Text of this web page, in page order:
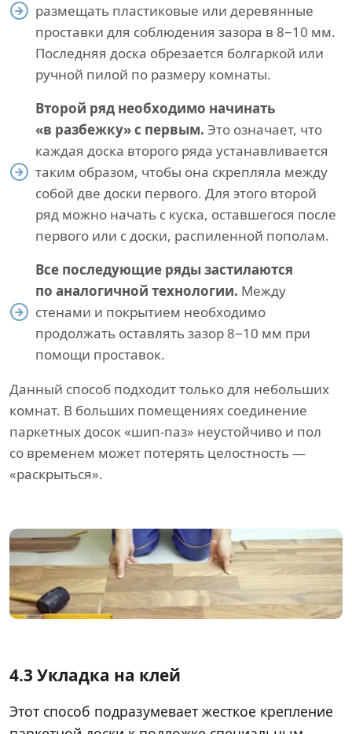
размещать пластиковые или деревянные
проставки для соблюдения зазора в 8−10 мм.
Последняя доска обрезается болгаркой или
ручной пилой по размеру комнаты.
Второй ряд необходимо начинать
«в разбежку» с первым. Это означает, что
каждая доска второго ряда устанавливается
таким образом, чтобы она скрепляла между
собой две доски первого. Для этого второй
ряд можно начать с куска, оставшегося после
первого или с доски, распиленной пополам.
Все последующие ряды застилаются
по аналогичной технологии. Между
стенами и покрытием необходимо
продолжать оставлять зазор 8−10 мм при
помощи проставок.
Данный способ подходит только для небольших
комнат. В больших помещениях соединение
паркетных досок «шип-паз» неустойчиво и пол
со временем может потерять целостность —
«раскрыться».
4.3 Укладка на клей
Этот способ подразумевает жесткое крепление